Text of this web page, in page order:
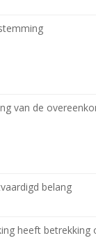
van de
belang
heeft betrekking